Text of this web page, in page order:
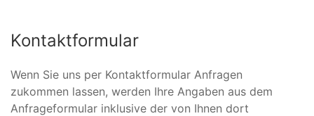
Kontaktformular
Wenn Sie uns per Kontaktformular Anfragen
zukommen lassen, werden Ihre Angaben aus dem
Anfrageformular inklusive der von Ihnen dort